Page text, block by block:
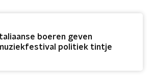
Italiaanse boeren geven
politiek tintje